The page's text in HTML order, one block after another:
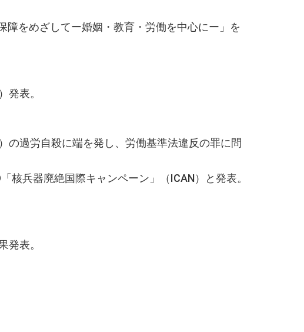
をめざしてー婚姻・教育・労働を中心にー」を
発表。
過労自殺に端を発し、労働基準法違反の罪に問
兵器廃絶国際キャンペーン」（ICAN）と発表。
発表。